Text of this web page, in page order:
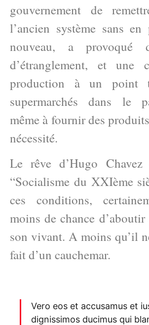
gouvernement de
l’ancien système sans
nouveau, a provoqué
d’étranglement, et une
production à un point
supermarchés dans le
même à fournir des
nécessité.
Le rêve d’Hugo
“Socialisme du XXIème
ces conditions,
moins de chance
son vivant. A moins qu’il
fait d’un cauchemar.
Vero eos et accusamus et
dignissimos ducimus qui